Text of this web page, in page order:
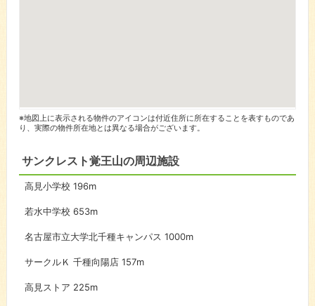
※地図上に表示される物件のアイコンは付近住所に所在することを表すものであ
り、実際の物件所在地とは異なる場合がございます。
サンクレスト覚王山の周辺施設
高見小学校 196m
若水中学校 653m
名古屋市立大学北千種キャンパス 1000m
サークルＫ 千種向陽店 157m
高見ストア 225m